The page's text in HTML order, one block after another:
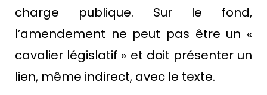
charge publique. Sur le fond,
l’amendement ne peut pas être un «
cavalier législatif » et doit présenter un
lien, même indirect, avec le texte.